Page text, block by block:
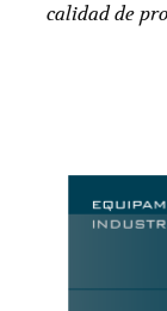
calidad de